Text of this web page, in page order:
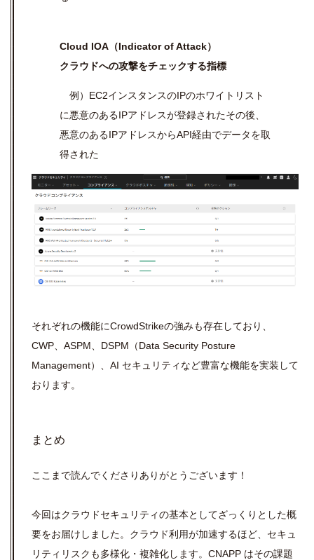
Cloud IOA（Indicator of Attack）
クラウドへの攻撃をチェックする指標
例）EC2インスタンスのIPのホワイトリスト
に悪意のあるIPアドレスが登録されたその後、
悪意のあるIPアドレスからAPI経由でデータを取
得された
それぞれの機能にCrowdStrikeの強みも存在しており、
CWP、ASPM、DSPM（Data Security Posture
Management）、AI セキュリティなど豊富な機能を実装して
おります。
まとめ
ここまで読んでくださりありがとうございます！
今回はクラウドセキュリティの基本としてざっくりとした概
要をお届けしました。クラウド利用が加速するほど、セキュ
リティリスクも多様化・複雑化します。CNAPP はその課題